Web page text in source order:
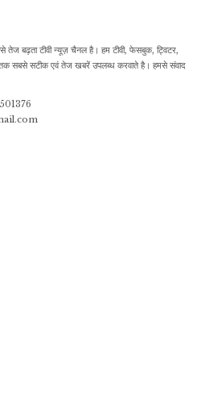
बढ़ता टीवी न्यूज़ चैनल है। हम टीवी, फेसबुक, ट्विटर,
सबसे सटीक एवं तेज खबरें उपलब्ध करवाते है। हमसे संवाद